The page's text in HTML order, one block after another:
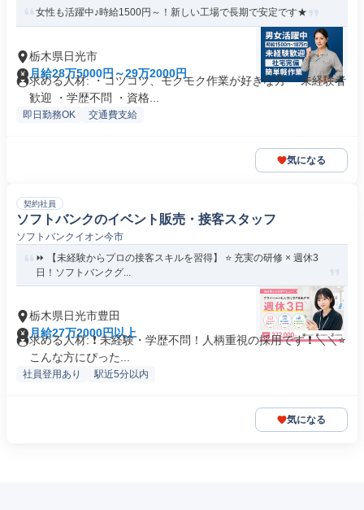
女性も活躍中♪時給1500円～！新しい工場で長期で安定です★
栃木県日光市
月給28万5000円～29万2000円
求める人材: ・コツコツ、モクモク作業が好きな方 ・未経験者
歓迎 ・学歴不問 ・資格...
即日勤務OK 交通費支給
気になる
契約社員
ソフトバンクのイベント販売・接客スタッフ
ソフトバンクイオン今市
⏩️ 【未経験からプロの接客スキルを習得】 ⭐️ 充実の研修 × 週休3
日！ソフトバンクグ...
栃木県日光市豊田
月給27万2000円以上
求める人材: ❗ 未経験・学歴不問！人柄重視の採用です ❗ ＼＼⭐
こんな方にぴった...
社員登用あり 駅近5分以内
気になる